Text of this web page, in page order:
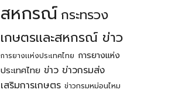
สหกรณ์ กระทรวง
เกษตรเเละสหกรณ์ ข่าว
การยางเเห่งประเทศไทย การยางแห่ง
ประเทศไทย ข่าว ข่าวกรมส่ง
เสริมการเกษตร ข่าวกรมหม่อนไหม